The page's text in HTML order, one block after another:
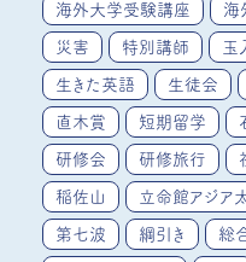
海外大学受験講座 海
災害 特別講師 玉
生きた英語 生徒会
直木賞 短期留学
研修会 研修旅行
稲佐山 立命館アジア
第七波 綱引き 総